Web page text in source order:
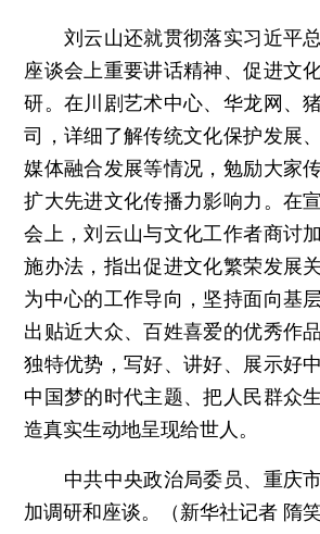
刘云山还就贯彻落实习近平总
座谈会上重要讲话精神、促进文
研。在川剧艺术中心、华龙网、
司，详细了解传统文化保护发展
媒体融合发展等情况，勉励大家
扩大先进文化传播力影响力。在
会上，刘云山与文化工作者商讨
施办法，指出促进文化繁荣发展
为中心的工作导向，坚持面向基
出贴近大众、百姓喜爱的优秀作
独特优势，写好、讲好、展示好
中国梦的时代主题、把人民群众
造真实生动地呈现给世人。
中共中央政治局委员、重庆市
加调研和座谈。（新华社记者 隋笑